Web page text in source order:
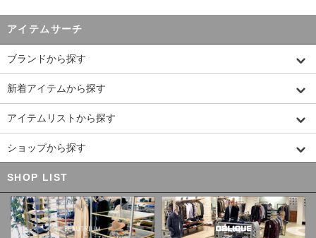
アイテムサーチ
ブランドから探す
新着アイテムから探す
アイテムリストから探す
ショップから探す
SHOP LIST